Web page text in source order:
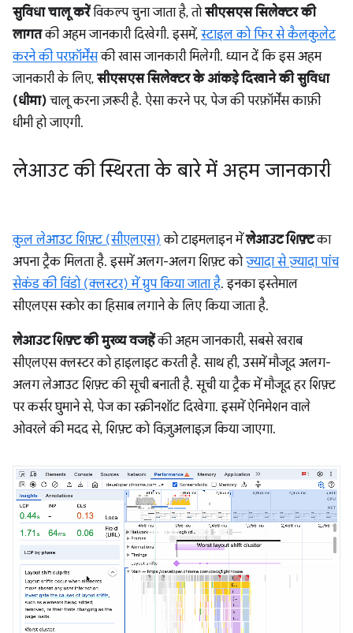
सुविधा चालू करेंविकल्प चुना जाता है, तोसीएसएस सिलेक्टर की
लागतकी अहम जानकारी दिखेगी. इसमें, स्टाइल को फिर से कैलकुलेट
करने की परफ़ॉर्मेंसकी खास जानकारी मिलेगी. ध्यान दें कि इस अहम
जानकारी के लिए, सीएसएस सिलेक्टर के आंकड़े दिखाने की सुविधा
(धीमा) चालू करना ज़रूरी है. ऐसा करने पर, पेज की परफ़ॉर्मेंस काफ़ी
धीमी हो जाएगी.
लेआउट की स्थिरता के बारे में अहम जानकारी
कुल लेआउट शिफ़्ट (सीएलएस) को टाइमलाइन मेंलेआउट शिफ़्टका
अपना ट्रैक मिलता है. इसमें अलग-अलग शिफ़्ट कोज़्यादा से ज़्यादा पांच
सेकंड की विंडो (क्लस्टर) में ग्रुप किया जाता है. इनका इस्तेमाल
सीएलएस स्कोर का हिसाब लगाने के लिए किया जाता है.
लेआउट शिफ़्ट की मुख्य वजहेंकी अहम जानकारी, सबसे खराब
सीएलएस क्लस्टर को हाइलाइट करती है. साथ ही, उसमें मौजूद अलग-
अलग लेआउट शिफ़्ट की सूची बनाती है. सूची या ट्रैक में मौजूद हर शिफ़्ट
पर कर्सर घुमाने से, पेज का स्क्रीनशॉट दिखेगा. इसमें ऐनिमेशन वाले
ओवरले की मदद से, शिफ़्ट को विज़ुअलाइज़ किया जाएगा.